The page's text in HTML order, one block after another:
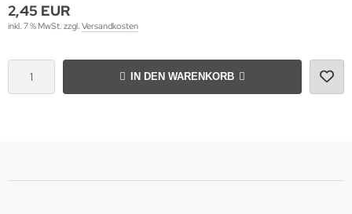
2,45 EUR
inkl. 7 % MwSt. zzgl. Versandkosten
IN DEN WARENKORB